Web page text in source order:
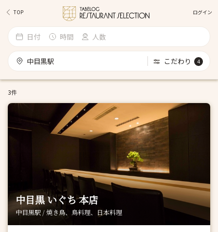
TOP ログイン
日付 時間 人数
中目黒駅 こだわり 4
3件
中目黒 いぐち 本店
中目黒駅 / 焼き鳥、鳥料理、日本料理